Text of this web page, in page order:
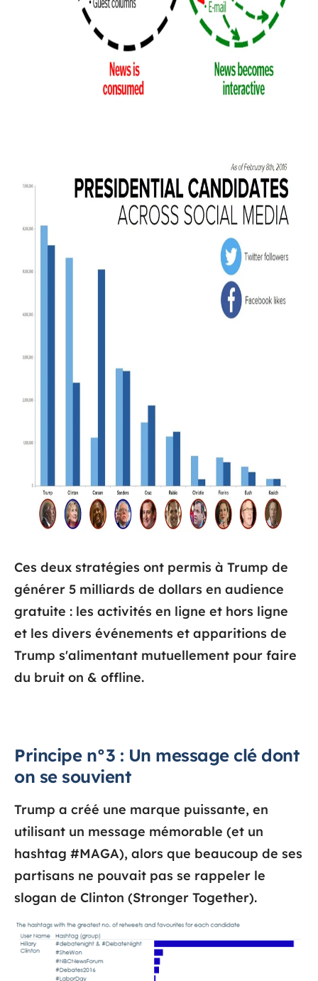
Ces deux stratégies ont permis à Trump de
générer 5 milliards de dollars en audience
gratuite : les activités en ligne et hors ligne
et les divers événements et apparitions de
Trump s'alimentant mutuellement pour faire
du bruit on & offline.
Principe n°3 : Un message clé dont
on se souvient
Trump a créé une marque puissante, en
utilisant un message mémorable (et un
hashtag #MAGA), alors que beaucoup de ses
partisans ne pouvait pas se rappeler le
slogan de Clinton (Stronger Together).